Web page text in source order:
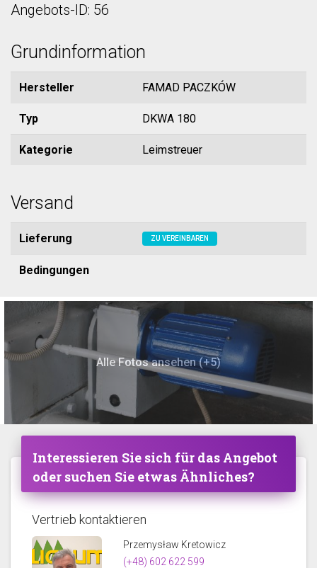
Angebots-ID: 56
Grundinformation
Hersteller FAMAD PACZKÓW
Typ DKWA 180
Kategorie Leimstreuer
Versand
Lieferung ZU VEREINBAREN
Bedingungen
Alle Fotos ansehen (+5)
Interessieren Sie sich für das Angebot
oder suchen Sie etwas Ähnliches?
Vertrieb kontaktieren
Przemysław Kretowicz
(+48) 602 622 599